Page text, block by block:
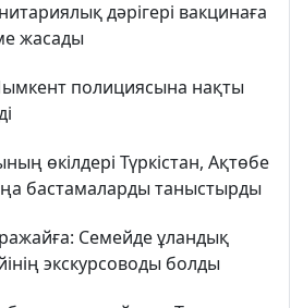
дәрігері вакцинаға
жасады
полициясына нақты
өкілдері Түркістан, Ақтөбе
бастамаларды таныстырды
Семейде ұландық
экскурсоводы болды